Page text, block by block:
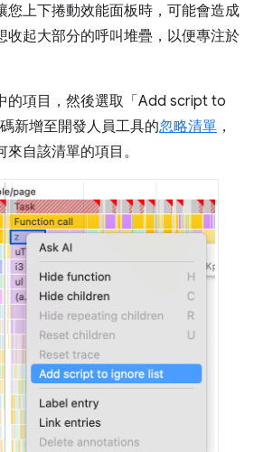
您上下捲動效能面板時，可能會造成
收起大部分的呼叫堆疊，以便專注於
的項目，然後選取「Add script to
碼新增至開發人員工具的忽略清單 ，
自該清單的項目。